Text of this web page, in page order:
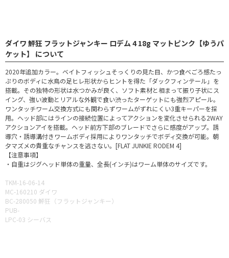
ダイワ 鮃狂 フラットジャンキー ロデム 4 18g マットピンク【ゆうパ
ケット】 について
2020年追加カラー。ベイトフィッシュそっくりの見た目、かつ食べごろ感たっ
ぷりのボディに水鳥の足ヒレ形状からヒントを得た「ダックフィンテール」を
搭載。その独特の形状は水つかみが良く、ソフト素材と相まって振り子状にス
イング、強い波動とリアルな外観で食い渋ったターゲットにも強烈アピール。
ワンタッチワーム交換方式にも関わらずワームがずれにくい3重キーパーを採
用。ヘッド部にはラインの接続位置によってアクションを変化させられる2WAY
アクションアイを搭載。ヘッド前方下部のブレードでさらに感度がアップ。誘
導穴・誘導溝付きワームボディ採用によりワンタッチでボディ交換が可能。朝
夕マズメの貴重なチャンスを逃さない。[FLAT JUNKIE RODEM 4]
【注意事項】
・自重はジグヘッド単体の重量、全長(インチ)はワーム単体のサイズです。
TKM-16-06-14
MC-160210 ダイワ
BC-280050 鮃狂（フラットジャンキー）
PUB-
LPC-03 シーバス